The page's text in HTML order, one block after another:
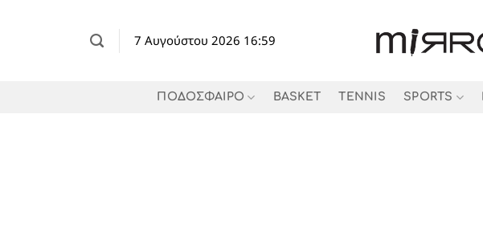
7 Αυγούστου 2026 16:59
ΠΟΔΟΣΦΑΙΡΟ BASKET TENNIS SPORTS